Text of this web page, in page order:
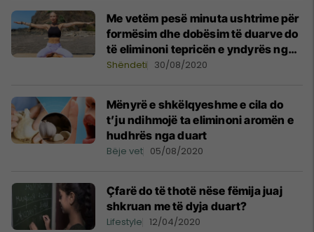
Me vetëm pesë minuta ushtrime për
formësim dhe dobësim të duarve do
të eliminoni tepricën e yndyrës nga
duart
Shëndeti 30/08/2020
Mënyrë e shkëlqyeshme e cila do
t’ju ndihmojë ta eliminoni aromën e
hudhrës nga duart
Bëje vet 05/08/2020
Çfarë do të thotë nëse fëmija juaj
shkruan me të dyja duart?
Lifestyle 12/04/2020